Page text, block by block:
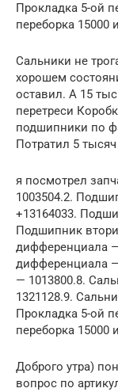
Прокладка 5-ой
переборка 15000
Сальники не
хорошем
оставил. А 15
перетреси
подшипники по
Потратил 5 тысяч
я посмотрел
1003504.2.
+13164033.
Подшипник
дифференциала
дифференциала
— 1013800.8.
1321128.9.
Прокладка 5-ой
переборка 15000
Доброго утра)
вопрос по